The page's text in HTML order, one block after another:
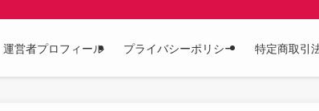
運営者プロフィール プライバシーポリシー 特定商取引